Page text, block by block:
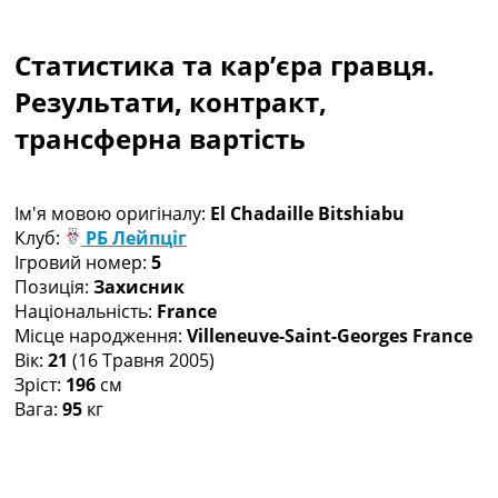
Чемпіонат Світу
Україна. Прем’єр-Ліга
Україна. Перша Ліга
Ліга Чемпіонів
Ще Турніри >>>
Таблиці
Чемпіонат Світу. Турнирні таблиці
Таблиця УПЛ
Перша Ліга
Таблиця АПЛ
Таблиця Ла Ліги
Таблиця Ліги Чемпіонів
Всі таблиці >>>
Статистика та кар’єра гравця.
Результати, контракт,
трансферна вартість
Ім'я мовою оригіналу: El Chadaille Bitshiabu
Клуб:
РБ Лейпціг
Ігровий номер: 5
Позиція: Захисник
Національність: France
Місце народження: Villeneuve-Saint-Georges France
Вік: 21 (16 Травня 2005)
Зріст: 196 см
Вага: 95 кг